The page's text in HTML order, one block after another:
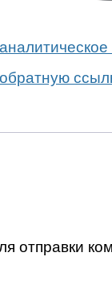
обратную
отправки